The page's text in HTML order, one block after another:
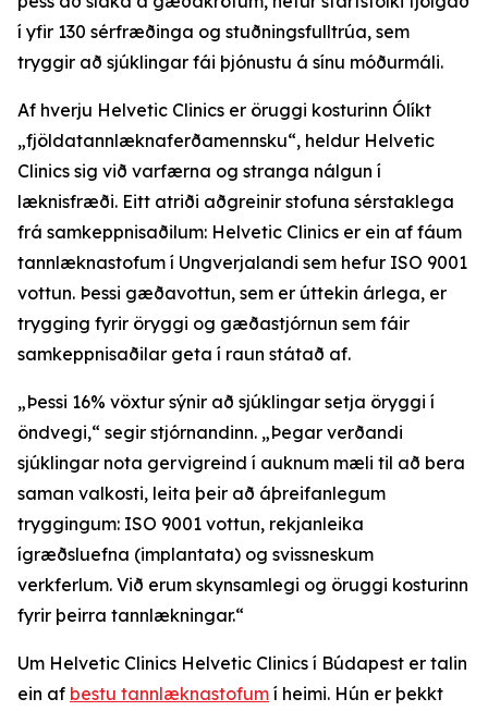
í yfir 130 sérfræðinga og stuðningsfulltrúa, sem
tryggir að sjúklingar fái þjónustu á sínu móðurmáli.
Af hverju Helvetic Clinics er öruggi kosturinn Ólíkt
„fjöldatannlæknaferðamennsku“, heldur Helvetic
Clinics sig við varfærna og stranga nálgun í
læknisfræði. Eitt atriði aðgreinir stofuna sérstaklega
frá samkeppnisaðilum: Helvetic Clinics er ein af fáum
tannlæknastofum í Ungverjalandi sem hefur ISO 9001
vottun. Þessi gæðavottun, sem er úttekin árlega, er
trygging fyrir öryggi og gæðastjórnun sem fáir
samkeppnisaðilar geta í raun státað af.
„Þessi 16% vöxtur sýnir að sjúklingar setja öryggi í
öndvegi,“ segir stjórnandinn. „Þegar verðandi
sjúklingar nota gervigreind í auknum mæli til að bera
saman valkosti, leita þeir að áþreifanlegum
tryggingum: ISO 9001 vottun, rekjanleika
ígræðsluefna (implantata) og svissneskum
verkferlum. Við erum skynsamlegi og öruggi kosturinn
fyrir þeirra tannlækningar.“
Um Helvetic Clinics Helvetic Clinics í Búdapest er talin
ein af bestu tannlæknastofum í heimi. Hún er þekkt